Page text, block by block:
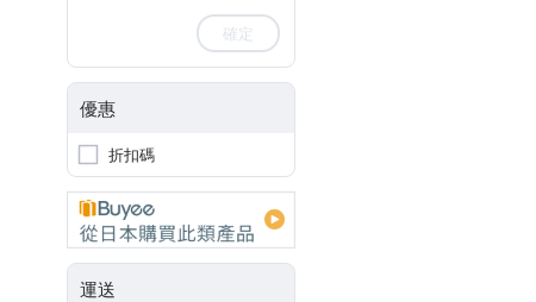
確定
優惠
折扣碼
運送